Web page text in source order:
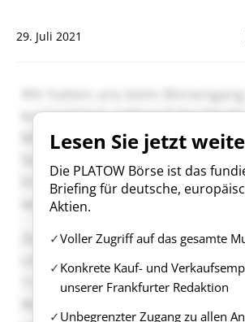
29. Juli 2021
Lesen Sie jetzt
Die PLATOW Börse ist das
Briefing für deutsche,
Aktien.
Voller Zugriff auf das gesamte
Konkrete Kauf- und
unserer Frankfurter Redaktion
Unbegrenzter Zugang zu allen